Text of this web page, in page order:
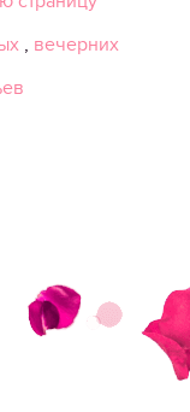
, вечерних